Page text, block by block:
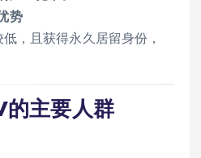
势
，且获得永久居留身份，
的主要人群